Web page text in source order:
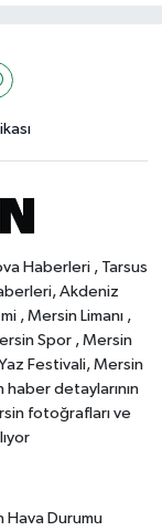
Haberleri , Tarsus
Akdeniz
, Mersin Limanı ,
Spor , Mersin
Festivali, Mersin
haber detaylarının
fotoğrafları ve
Hava Durumu